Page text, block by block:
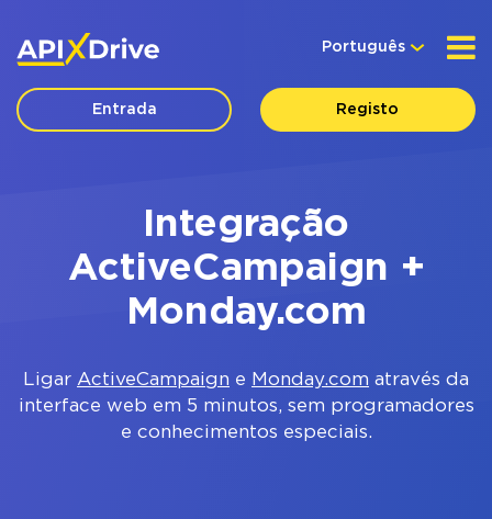
Português
Entrada Registo
Integração
ActiveCampaign +
Monday.com
Ligar ActiveCampaign e Monday.com através da
interface web em 5 minutos, sem programadores
e conhecimentos especiais.